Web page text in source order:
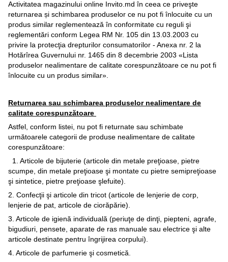
Activitatea magazinului online Invito.md în ceea ce priveşte
returnarea și schimbarea produselor ce nu pot fi înlocuite cu un
produs similar reglementează în conformitate cu reguli şi
reglementări conform Legea RM Nr. 105 din 13.03.2003 cu
privire la protecţia drepturilor consumatorilor - Anexa nr. 2 la
Hotărîrea Guvernului nr. 1465 din 8 decembrie 2003 «Lista
produselor nealimentare de calitate corespunzătoare ce nu pot fi
înlocuite cu un produs similar».
Returnarea sau schimbarea produselor nealimentare de
calitate corespunzătoare
Astfel, conform listei, nu pot fi returnate sau schimbate
următoarele categorii de produse nealimentare de calitate
corespunzătoare:
1. Articole de bijuterie (articole din metale preţioase, pietre
scumpe, din metale preţioase şi montate cu pietre semipreţioase
şi sintetice, pietre preţioase şlefuite).
2. Confecţii şi articole din tricot (articole de lenjerie de corp,
lenjerie de pat, articole de ciorăpărie).
3. Articole de igienă individuală (periuţe de dinţi, piepteni, agrafe,
bigudiuri, pensete, aparate de ras manuale sau electrice şi alte
articole destinate pentru îngrijirea corpului).
4. Articole de parfumerie şi cosmetică.